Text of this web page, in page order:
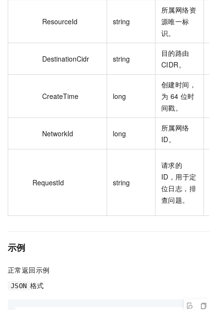
ResourceId string
所属网络资
源唯一标
识。
DestinationCidr string
目的路由
CIDR。
CreateTime long
创建时间，
为 64 位时
间戳。
NetworkId long
所属网络
ID。
RequestId string
请求的
ID，用于定
位日志，排
查问题。
示例
正常返回示例
JSON 格式